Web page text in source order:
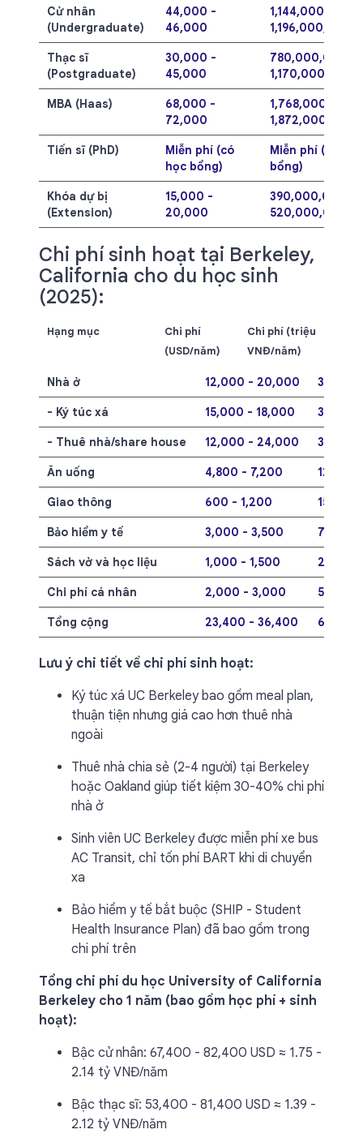
Cử nhân
(Undergraduate)
44,000 -
46,000
1,144,000,000 -
1,196,000,000
Thạc sĩ
(Postgraduate)
30,000 -
45,000
780,000,000 -
1,170,000,000
MBA (Haas)
68,000 -
72,000
1,768,000,000 -
1,872,000,000
Tiến sĩ (PhD)
Miễn phí (có
học bổng)
Miễn phí (có học
bổng)
Khóa dự bị
(Extension)
15,000 -
20,000
390,000,000 -
520,000,000
Chi phí sinh hoạt tại Berkeley,
California cho du học sinh
(2025):
Hạng mục
Chi phí
(USD/năm)
Chi phí (triệu
VNĐ/năm)
Nhà ở 12,000 - 20,000 312 -
- Ký túc xá 15,000 - 18,000 390 -
- Thuê nhà/share house 12,000 - 24,000 312 -
Ăn uống 4,800 - 7,200 124.8 -
Giao thông 600 - 1,200 15.6 -
Bảo hiểm y tế 3,000 - 3,500 78 - 91
Sách vở và học liệu 1,000 - 1,500 26 - 39
Chi phí cá nhân 2,000 - 3,000 52 - 78
Tổng cộng 23,400 - 36,400 608.4 -
Lưu ý chi tiết về chi phí sinh hoạt:
Ký túc xá UC Berkeley bao gồm meal plan,
thuận tiện nhưng giá cao hơn thuê nhà
ngoài
Thuê nhà chia sẻ (2-4 người) tại Berkeley
hoặc Oakland giúp tiết kiệm 30-40% chi phí
nhà ở
Sinh viên UC Berkeley được miễn phí xe bus
AC Transit, chỉ tốn phí BART khi di chuyển
xa
Bảo hiểm y tế bắt buộc (SHIP - Student
Health Insurance Plan) đã bao gồm trong
chi phí trên
Tổng chi phí du học University of California
Berkeley cho 1 năm (bao gồm học phí + sinh
hoạt):
Bậc cử nhân: 67,400 - 82,400 USD ≈ 1.75 -
2.14 tỷ VNĐ/năm
Bậc thạc sĩ: 53,400 - 81,400 USD ≈ 1.39 -
2.12 tỷ VNĐ/năm